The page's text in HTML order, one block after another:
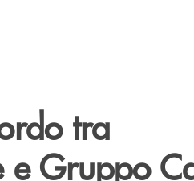
tra
Gruppo